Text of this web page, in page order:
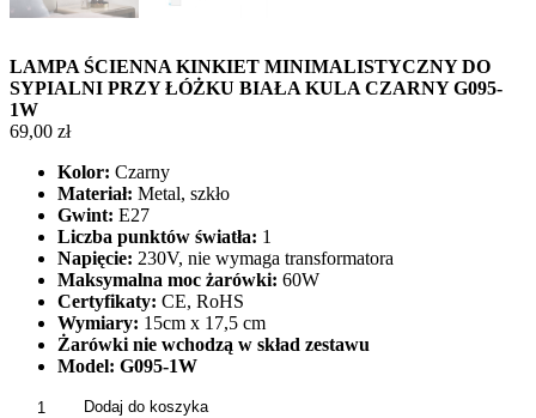
LAMPA ŚCIENNA KINKIET MINIMALISTYCZNY DO
SYPIALNI PRZY ŁÓŻKU BIAŁA KULA CZARNY G095-
1W
69,00 zł
Kolor: Czarny
Materiał: Metal, szkło
Gwint: E27
Liczba punktów światła: 1
Napięcie: 230V, nie wymaga transformatora
Maksymalna moc żarówki: 60W
Certyfikaty: CE, RoHS
Wymiary: 15cm x 17,5 cm
Żarówki nie wchodzą w skład zestawu
Model: G095-1W
ilość
Dodaj do koszyka